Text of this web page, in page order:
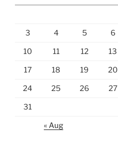
Pi
Tanpa
dan
Keyboard”
3 4 5 6
10 11 12 13
17 18 19 20
24 25 26 27
31
« Aug